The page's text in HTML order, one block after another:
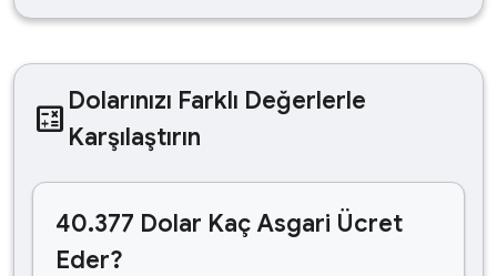
calculate Dolarınızı Farklı Değerlerle
Karşılaştırın
40.377 Dolar Kaç Asgari Ücret
Eder?